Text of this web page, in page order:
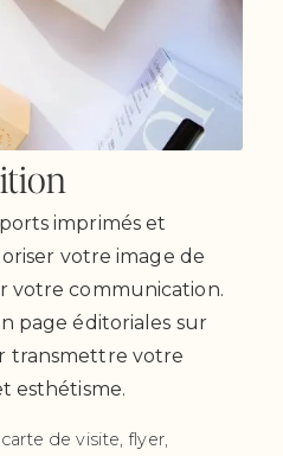
imprimés et
votre image de
votre communication.
page éditoriales sur
transmettre votre
esthétisme.
de visite, flyer,